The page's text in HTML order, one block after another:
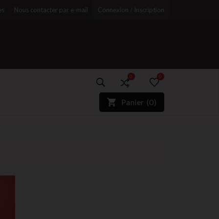
Nous contacter par e-mail Connexion / Inscription
0
)*}
0
Panier (0)